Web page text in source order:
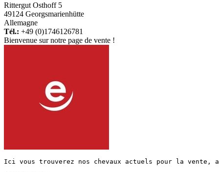
Rittergut Osthoff 5
49124 Georgsmarienhütte
Allemagne
Tél.: +49 (0)1746126781
Bienvenue sur notre page de vente !
Ici vous trouverez nos chevaux actuels pour la vente,